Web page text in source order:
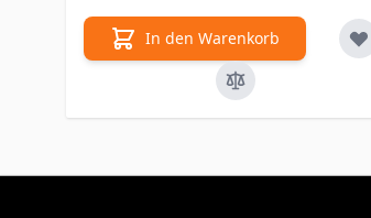
In den Warenkorb